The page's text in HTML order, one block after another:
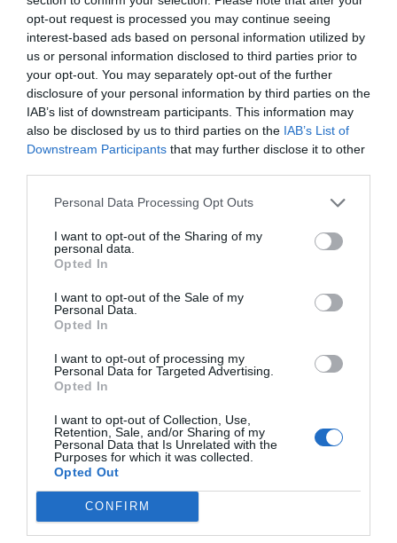
opt-out request is processed you may continue seeing
interest-based ads based on personal information utilized by
us or personal information disclosed to third parties prior to
your opt-out. You may separately opt-out of the further
disclosure of your personal information by third parties on the
IAB’s list of downstream participants. This information may
also be disclosed by us to third parties on the IAB’s List of
Downstream Participants that may further disclose it to other
Personal Data Processing Opt Outs
I want to opt-out of the Sharing of my
personal data.
Opted In
I want to opt-out of the Sale of my
Personal Data.
Opted In
I want to opt-out of processing my
Personal Data for Targeted Advertising.
Opted In
I want to opt-out of Collection, Use,
Retention, Sale, and/or Sharing of my
Personal Data that Is Unrelated with the
Purposes for which it was collected.
Opted Out
CONFIRM
quantitat d'intangibles que tenen i hem fet una
barreja entre enquestes a negocis i enquestes
existents per entrenar i calibrar alguns elements.
Les ciutats seran més importants i han de tenir la
llibertat per créixer i aprofitar al màxim les
sinergies de l'economia intangible per afavorir la
planificació urbana i les polítiques d'habitatge.
Sona bé.
Comprendre el canvi de paradigma, ens ajudarà a
creixement, la desigualtat, la competència i la
reforma de polítiques.